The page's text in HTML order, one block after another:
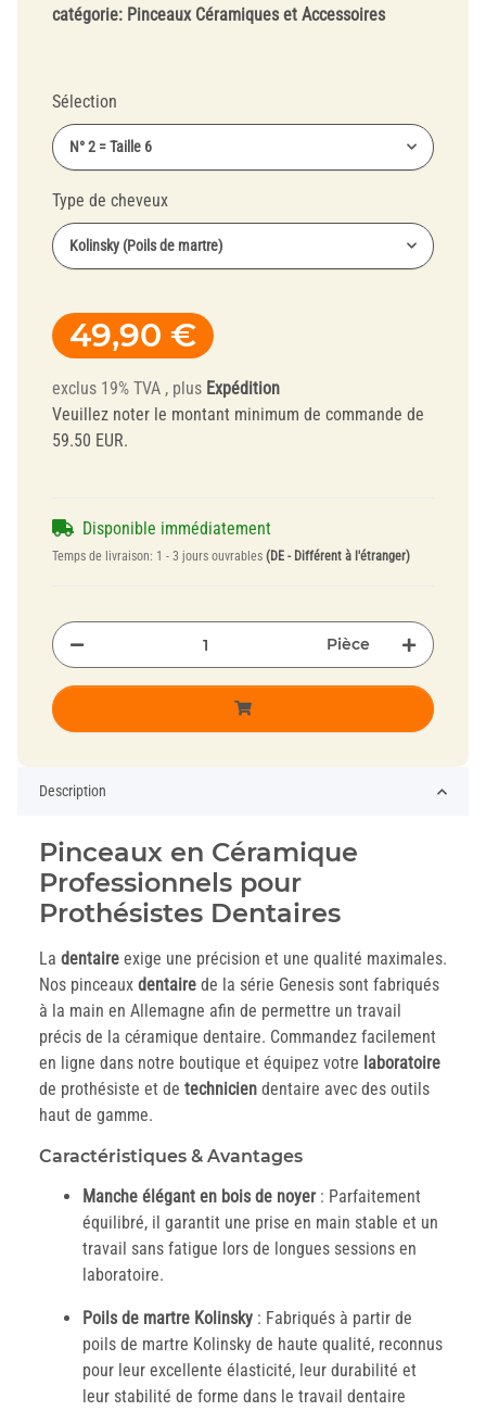
catégorie: Pinceaux Céramiques et Accessoires
Sélection
N° 2 = Taille 6
Type de cheveux
Kolinsky (Poils de martre)
49,90 €
exclus 19% TVA , plus Expédition
Veuillez noter le montant minimum de commande de
59.50 EUR.
Disponible immédiatement
Temps de livraison: 1 - 3 jours ouvrables (DE - Différent à l'étranger)
Pièce
Description
Pinceaux en Céramique
Professionnels pour
Prothésistes Dentaires
La dentaire exige une précision et une qualité maximales.
Nos pinceaux dentaire de la série Genesis sont fabriqués
à la main en Allemagne afin de permettre un travail
précis de la céramique dentaire. Commandez facilement
en ligne dans notre boutique et équipez votre laboratoire
de prothésiste et de technicien dentaire avec des outils
haut de gamme.
Caractéristiques & Avantages
Manche élégant en bois de noyer: Parfaitement
équilibré, il garantit une prise en main stable et un
travail sans fatigue lors de longues sessions en
laboratoire.
Poils de martre Kolinsky : Fabriqués à partir de
poils de martre Kolinsky de haute qualité, reconnus
pour leur excellente élasticité, leur durabilité et
leur stabilité de forme dans le travail dentaire